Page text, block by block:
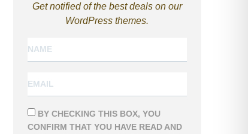
Get notified of the best deals on our
WordPress themes.
BY CHECKING THIS BOX, YOU
CONFIRM THAT YOU HAVE READ AND